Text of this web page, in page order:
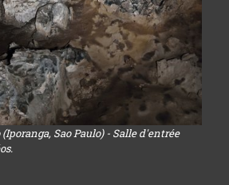
Sao Paulo) - Salle d'entrée